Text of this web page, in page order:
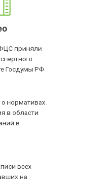
приняли
Госдумы РФ
нормативах.
в области
в
всех
на